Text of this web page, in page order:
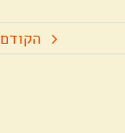
הקודם